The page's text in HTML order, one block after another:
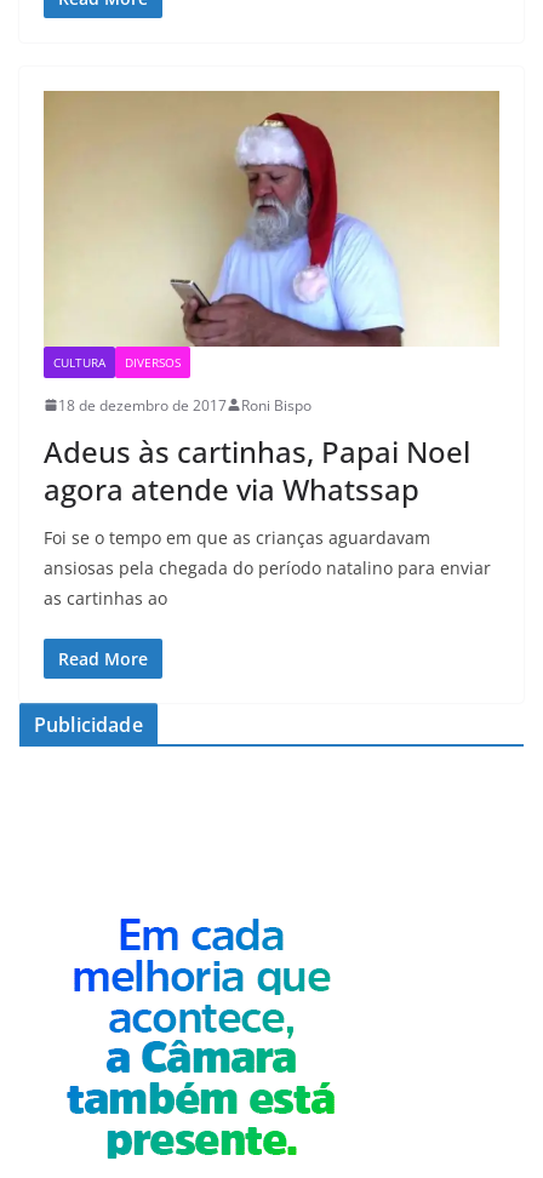
CULTURA DIVERSOS
18 de dezembro de 2017 Roni Bispo
Adeus às cartinhas, Papai Noel
agora atende via Whatssap
Foi se o tempo em que as crianças aguardavam
ansiosas pela chegada do período natalino para enviar
as cartinhas ao
Read More
Publicidade